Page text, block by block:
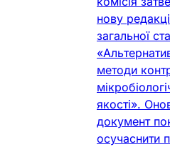
нову
загальної
методи
якості».
документ
осучаснити